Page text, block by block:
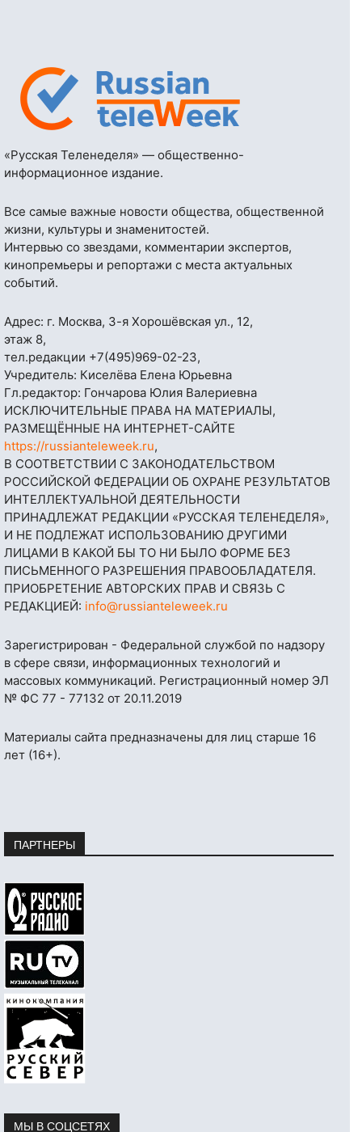
«Русская Теленеделя» — общественно-
информационное издание.
Все самые важные новости общества, общественной
жизни, культуры и знаменитостей.
Интервью со звездами, комментарии экспертов,
кинопремьеры и репортажи с места актуальных
событий.
Адрес: г. Москва, 3-я Хорошёвская ул., 12,
этаж 8,
тел.редакции +7(495)969-02-23,
Учредитель: Киселёва Елена Юрьевна
Гл.редактор: Гончарова Юлия Валериевна
ИСКЛЮЧИТЕЛЬНЫЕ ПРАВА НА МАТЕРИАЛЫ,
РАЗМЕЩЁННЫЕ НА ИНТЕРНЕТ-САЙТЕ
https://russianteleweek.ru,
В СООТВЕТСТВИИ С ЗАКОНОДАТЕЛЬСТВОМ
РОССИЙСКОЙ ФЕДЕРАЦИИ ОБ ОХРАНЕ РЕЗУЛЬТАТОВ
ИНТЕЛЛЕКТУАЛЬНОЙ ДЕЯТЕЛЬНОСТИ
ПРИНАДЛЕЖАТ РЕДАКЦИИ «РУССКАЯ ТЕЛЕНЕДЕЛЯ»,
И НЕ ПОДЛЕЖАТ ИСПОЛЬЗОВАНИЮ ДРУГИМИ
ЛИЦАМИ В КАКОЙ БЫ ТО НИ БЫЛО ФОРМЕ БЕЗ
ПИСЬМЕННОГО РАЗРЕШЕНИЯ ПРАВООБЛАДАТЕЛЯ.
ПРИОБРЕТЕНИЕ АВТОРСКИХ ПРАВ И СВЯЗЬ С
РЕДАКЦИЕЙ: info@russianteleweek.ru
Зарегистрирован - Федеральной службой по надзору
в сфере связи, информационных технологий и
массовых коммуникаций. Регистрационный номер ЭЛ
№ ФС 77 - 77132 от 20.11.2019
Материалы сайта предназначены для лиц старше 16
лет (16+).
ПАРТНЕРЫ
МЫ В СОЦСЕТЯХ